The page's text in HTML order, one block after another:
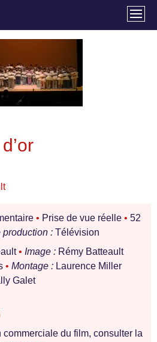
• Prise de vue réelle • 52
production : Télévision
• Image : Rémy Batteault
• Montage : Laurence Miller
Galet
du film, consulter la